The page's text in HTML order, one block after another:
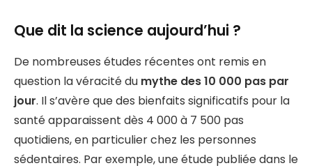
Que dit la science aujourd’hui ?
De nombreuses études récentes ont remis en
question la véracité du mythe des 10 000 pas par
jour. Il s’avère que des bienfaits significatifs pour la
santé apparaissent dès 4 000 à 7 500 pas
quotidiens, en particulier chez les personnes
sédentaires. Par exemple, une étude publiée dans le